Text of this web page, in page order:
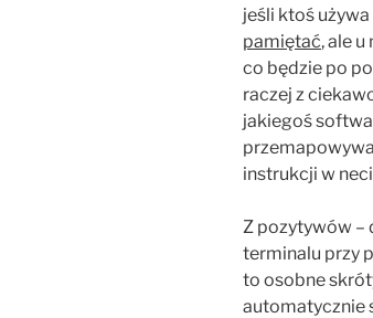
jeśli ktoś
pamiętać, ale
co będzie po
raczej z
jakiegoś
instrukcji w
Z pozytywów –
terminalu przy
to osobne
automatycznie